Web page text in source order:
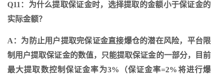
Q11：为什么提取保证金时，选择提取的金额小于保证金的
实际金额？
A：为防止用户提取完保证金直接爆仓的潜在风险，平台限
制用户提取保证金的数值，只能提取保证金的一部分，目前
最大提取数控制保证金率为3%（保证金率=2%将进行爆